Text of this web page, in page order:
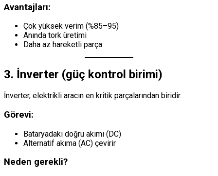
Avantajları:
Çok yüksek verim (%85–95)
Anında tork üretimi
Daha az hareketli parça
3. İnverter (güç kontrol birimi)
İnverter, elektrikli aracın en kritik parçalarından biridir.
Görevi:
Bataryadaki doğru akımı (DC)
Alternatif akıma (AC) çevirir
Neden gerekli?